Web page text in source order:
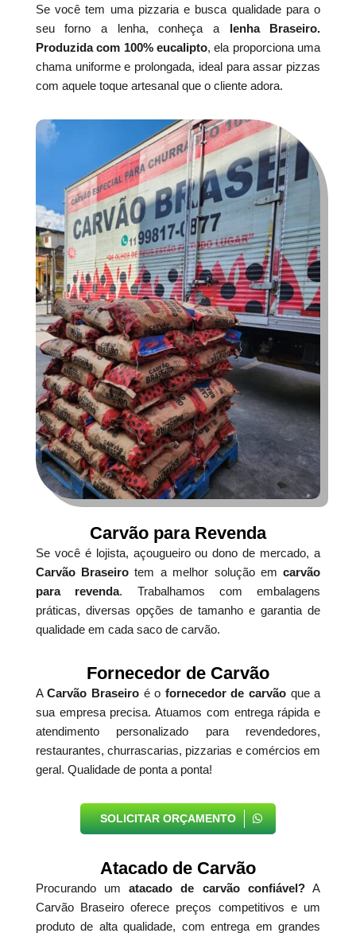
Se você tem uma pizzaria e busca qualidade para o
seu forno a lenha, conheça a lenha Braseiro.
Produzida com 100% eucalipto, ela proporciona uma
chama uniforme e prolongada, ideal para assar pizzas
com aquele toque artesanal que o cliente adora.
Carvão para Revenda
Se você é lojista, açougueiro ou dono de mercado, a
Carvão Braseiro tem a melhor solução emcarvão
para revenda. Trabalhamos com embalagens
práticas, diversas opções de tamanho e garantia de
qualidade em cada saco de carvão.
Fornecedor de Carvão
ACarvão Braseiro é o fornecedor de carvão que a
sua empresa precisa. Atuamos com entrega rápida e
atendimento personalizado para revendedores,
restaurantes, churrascarias, pizzarias e comércios em
geral. Qualidade de ponta a ponta!
SOLICITAR ORÇAMENTO
Atacado de Carvão
Procurando umatacado de carvão confiável?A
Carvão Braseiro oferece preços competitivos e um
produto de alta qualidade, com entrega em grandes